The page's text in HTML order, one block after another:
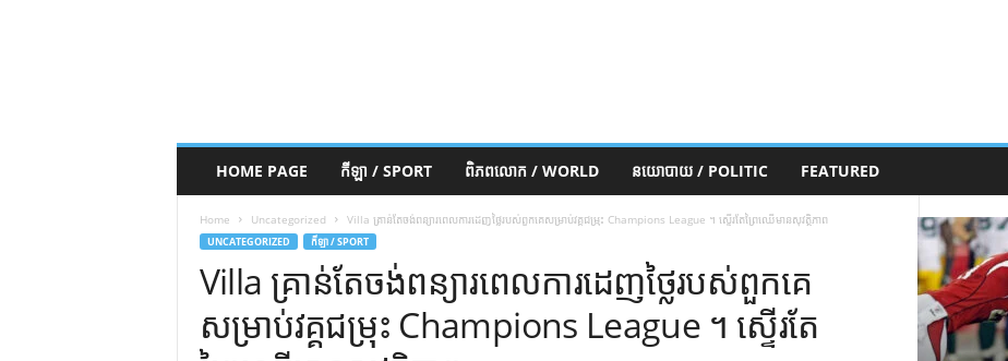
HOME PAGE កីឡា / SPORT ពិភពលោក / WORLD នយោបាយ / POLITIC FEATURED
Home Uncategorized Villa គ្រាន់តែចង់ពន្យារពេលការដេញថ្លៃរបស់ពួកគេសម្រាប់វគ្គជម្រុះ Champions League ។ ស្ទើរតែព្រៃឈើមានសុវត្ថិភាព
UNCATEGORIZED កីឡា / SPORT
Villa គ្រាន់តែចង់ពន្យារពេលការដេញថ្លៃរបស់ពួកគេ
សម្រាប់វគ្គជម្រុះ Champions League ។ ស្ទើរតែ